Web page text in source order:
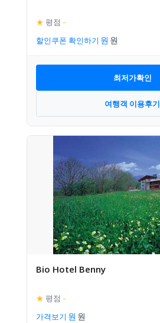
★ 평점 –
할인쿠폰 확인하기
최저가확인
여행객 이용후기
Bio Hotel Benny
★ 평점 –
가격보기